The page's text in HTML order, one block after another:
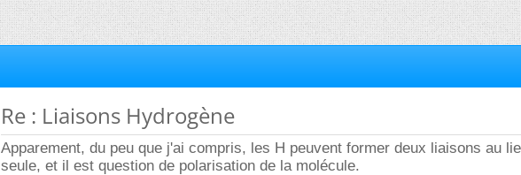
Re : Liaisons Hydrogène
Apparement, du peu que j'ai compris, les H peuvent former deux liaisons au
seule, et il est question de polarisation de la molécule.